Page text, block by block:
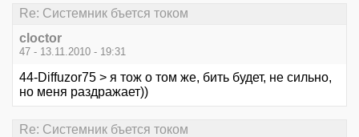
Re: Системник бъется током
cloctor
47 - 13.11.2010 - 19:31
44-Diffuzor75 > я тож о том же, бить будет, не сильно,
но меня раздражает))
Re: Системник бъется током